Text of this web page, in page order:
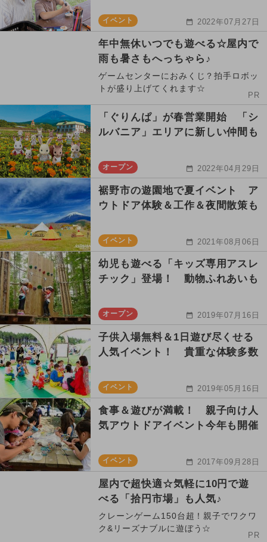
イベント 2022年07月27日
年中無休いつでも遊べる☆屋内で
雨も暑さもへっちゃら♪
ゲームセンターにおみくじ？拍手ロボッ
トが盛り上げてくれます☆
PR
「ぐりんぱ」が春営業開始 「シ
ルバニア」エリアに新しい仲間も
オープン 2022年04月29日
裾野市の遊園地で夏イベント ア
ウトドア体験＆工作＆夜間散策も
イベント 2021年08月06日
幼児も遊べる「キッズ専用アスレ
チック」登場！ 動物ふれあいも
オープン 2019年07月16日
子供入場無料＆1日遊び尽くせる
人気イベント！ 貴重な体験多数
イベント 2019年05月16日
食事＆遊びが満載！ 親子向け人
気アウトドアイベント今年も開催
イベント 2017年09月28日
屋内で超快適☆気軽に10円で遊
べる「拾円市場」も人気♪
クレーンゲーム150台超！親子でワクワ
ク&リーズナブルに遊ぼう☆
PR